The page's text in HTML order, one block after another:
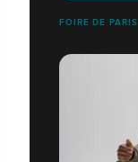
FOIRE DE PARIS